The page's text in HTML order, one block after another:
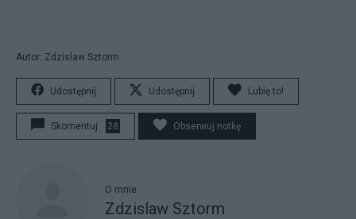
Autor: Zdzislaw Sztorm
Udostępnij Udostępnij Lubię to!
Skomentuj 28 Obserwuj notkę
O mnie
Zdzislaw Sztorm